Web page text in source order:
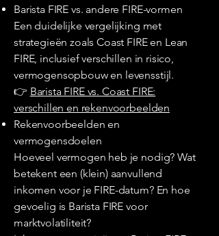
Barista FIRE vs. andere FIRE-vormen
Een duidelijke vergelijking met
strategieën zoals Coast FIRE en Lean
FIRE, inclusief verschillen in risico,
vermogensopbouw en levensstijl.
👉 Barista FIRE vs. Coast FIRE:
verschillen en rekenvoorbeelden
Rekenvoorbeelden en
vermogensdoelen
Hoeveel vermogen heb je nodig? Wat
betekent een (klein) aanvullend
inkomen voor je FIRE-datum? En hoe
gevoelig is Barista FIRE voor
marktvolatiliteit?